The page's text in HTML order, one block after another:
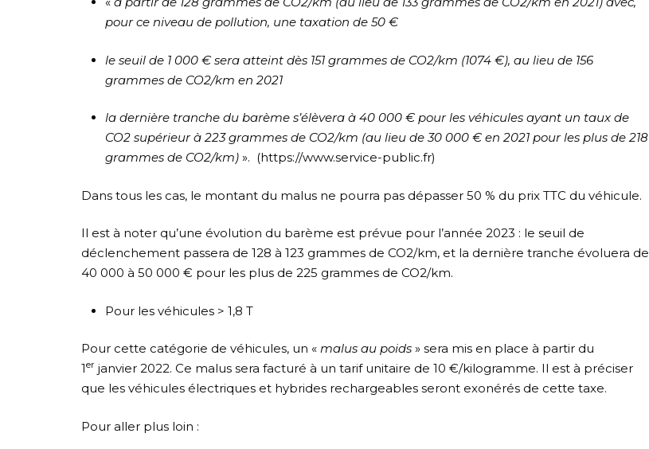
pour ce niveau de pollution, une taxation de 50 €
le seuil de 1 000 € sera atteint dès 151 grammes de CO2/km (1074 €), au lieu de 156
grammes de CO2/km en 2021
la dernière tranche du barème s’élèvera à 40 000 € pour les véhicules ayant un taux de
CO2 supérieur à 223 grammes de CO2/km (au lieu de 30 000 € en 2021 pour les plus de218
grammes de CO2/km) ». (https://www.service-public.fr)
Dans tous les cas, le montant du malus ne pourra pas dépasser 50 % du prix TTC du véhicule.
Il est à noter qu’une évolution du barème est prévue pour l’année 2023 : le seuil de
déclenchement passera de 128 à 123 grammes de CO2/km, et la dernière tranche évoluera de
40 000 à 50 000 € pour les plus de 225 grammes de CO2/km.
Pour les véhicules > 1,8 T
Pour cette catégorie de véhicules, un « malus au poids » sera mis en place à partir du
1er janvier 2022. Ce malus sera facturé à un tarif unitaire de 10 €/kilogramme. Il est à préciser
que les véhicules électriques et hybrides rechargeables seront exonérés de cette taxe.
Pour aller plus loin :